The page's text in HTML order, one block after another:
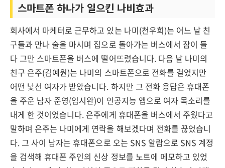
스마트폰 하나가 일으킨 나비효과
회사에서 마케터로 근무하고 있는 나미(천우희)는 어느 날 친
구들과 만나 술을 마시며 집으로 돌아가는 버스에서 잠이 들
다 그만 스마트폰을 버스에 떨어뜨렸습니다. 다음 날 나미의
친구 은주(김예원)는 나미의 스마트폰으로 전화를 걸었지만
어떤 낯선 여자가 받았습니다. 하지만 그 전화 응답은 휴대폰
을 주운 남자 준영(임시완)이 인공지능 앱으로 여자 목소리를
내게 한 것이었습니다. 은주에게 휴대폰을 버스에서 주웠다고
말하며 은주는 나미에게 연락을 해보겠다며 전화를 끊었습니
다. 그 사이 남자는 휴대폰으로 오는 SNS 알람으로 SNS 계정
을 검색해 휴대폰 주인의 신상 정보를 노트에 메모하고 있었